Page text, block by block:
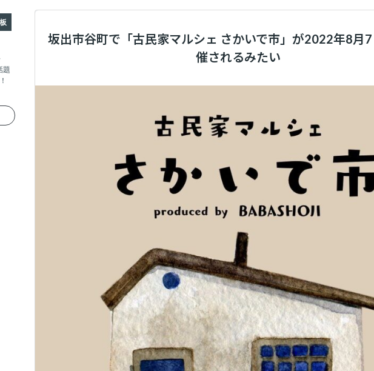
題
坂出市谷町で「古民家マルシェ さかいで市」が2022年8月
催されるみたい